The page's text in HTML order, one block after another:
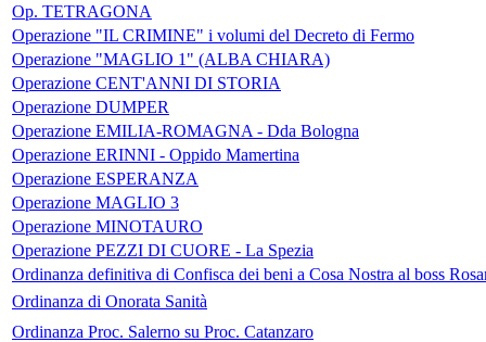
Op. TETRAGONA
Operazione "IL CRIMINE" i volumi del Decreto di Fermo
Operazione "MAGLIO 1" (ALBA CHIARA)
Operazione CENT'ANNI DI STORIA
Operazione DUMPER
Operazione EMILIA-ROMAGNA - Dda Bologna
Operazione ERINNI - Oppido Mamertina
Operazione ESPERANZA
Operazione MAGLIO 3
Operazione MINOTAURO
Operazione PEZZI DI CUORE - La Spezia
Ordinanza definitiva di Confisca dei beni a Cosa Nostra al boss
Ordinanza di Onorata Sanità
Ordinanza Proc. Salerno su Proc. Catanzaro